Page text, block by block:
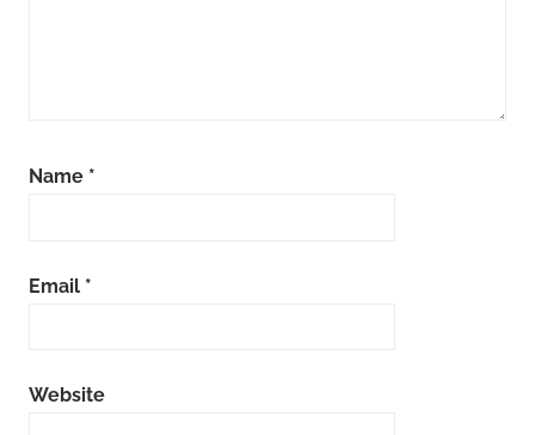
Name *
Email *
Website